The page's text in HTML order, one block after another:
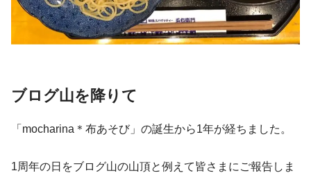
ブログ山を降りて
「mocharina＊布あそび」の誕生から1年が経ちました。
1周年の日をブログ山の山頂と例えて皆さまにご報告しま